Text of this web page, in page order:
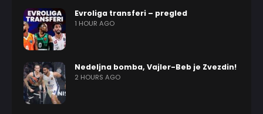
Evroliga transferi – pregled
1 HOUR AGO
Nedeljna bomba, Vajler-Beb je Zvezdin!
2 HOURS AGO